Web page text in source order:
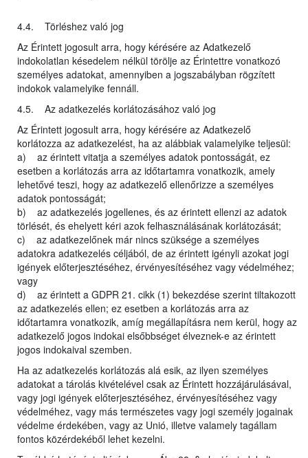
4.4. Törléshez való jog
Az Érintett jogosult arra, hogy kérésére az Adatkezelő
indokolatlan késedelem nélkül törölje az Érintettre vonatkozó
személyes adatokat, amennyiben a jogszabályban rögzített
indokok valamelyike fennáll.
4.5. Az adatkezelés korlátozásához való jog
Az Érintett jogosult arra, hogy kérésére az Adatkezelő
korlátozza az adatkezelést, ha az alábbiak valamelyike teljesül:
a) az érintett vitatja a személyes adatok pontosságát, ez
esetben a korlátozás arra az időtartamra vonatkozik, amely
lehetővé teszi, hogy az adatkezelő ellenőrizze a személyes
adatok pontosságát;
b) az adatkezelés jogellenes, és az érintett ellenzi az adatok
törlését, és ehelyett kéri azok felhasználásának korlátozását;
c) az adatkezelőnek már nincs szüksége a személyes
adatokra adatkezelés céljából, de az érintett igényli azokat jogi
igények előterjesztéséhez, érvényesítéséhez vagy védelméhez;
vagy
d) az érintett a GDPR 21. cikk (1) bekezdése szerint tiltakozott
az adatkezelés ellen; ez esetben a korlátozás arra az
időtartamra vonatkozik, amíg megállapításra nem kerül, hogy az
adatkezelő jogos indokai elsőbbséget élveznek-e az érintett
jogos indokaival szemben.
Ha az adatkezelés korlátozás alá esik, az ilyen személyes
adatokat a tárolás kivételével csak az Érintett hozzájárulásával,
vagy jogi igények előterjesztéséhez, érvényesítéséhez vagy
védelméhez, vagy más természetes vagy jogi személy jogainak
védelme érdekében, vagy az Unió, illetve valamely tagállam
fontos közérdekéből lehet kezelni.